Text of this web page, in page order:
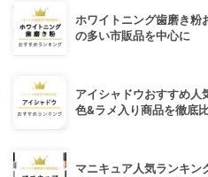
ホワイトニング歯磨き粉
の多い市販品を中心に
アイシャドウおすすめ人
色&ラメ入り商品を徹底
マニキュア人気ランキン